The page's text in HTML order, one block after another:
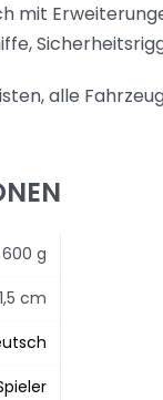
mit
alle
600 g
cm